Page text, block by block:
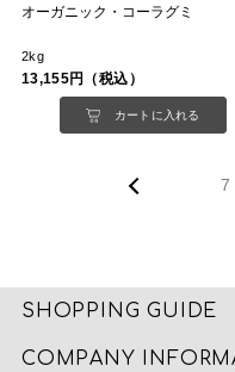
オーガニック・コーラグミ
2kg
13,155円（税込）
カートに入れる
7
SHOPPING GUIDE
COMPANY